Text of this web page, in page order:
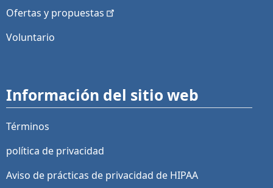
Ofertas y propuestas
Voluntario
Información del sitio web
Términos
política de privacidad
Aviso de prácticas de privacidad de HIPAA